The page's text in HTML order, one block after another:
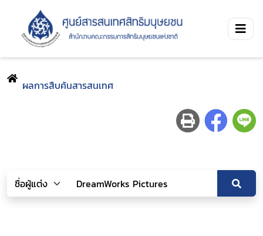
ผลการสืบค้นสารสนเทศ